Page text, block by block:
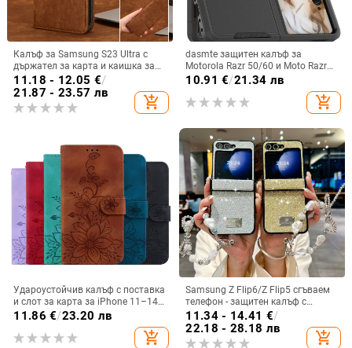
Калъф за Samsung S23 Ultra с
държател за карта и каишка за
през врата
11.18 - 12.05 €/
21.87 - 23.57 лв
add_shopping_cart
dasmte защитен калъф за
Motorola Razr 50/60 и Moto Razr
2024 с сгъваем дисплей
10.91 €/21.34 лв
add_shopping_cart
Удароустойчив калъф с поставка
и слот за карта за iPhone 11–14
Pro Max, изкуствена кожа,
11.86 €/23.20 лв
add_shopping_cart
Samsung Z Flip6/Z Flip5 сгъваем
телефон - защитен калъф с
блестяща гривна
11.34 - 14.41 €/
22.18 - 28.18 лв
add_shopping_cart